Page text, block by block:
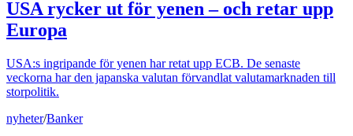
USA rycker ut för yenen – och retar upp
Europa
USA:s ingripande för yenen har retat upp ECB. De senaste
veckorna har den japanska valutan förvandlat valutamarknaden till
storpolitik.
nyheter/Banker